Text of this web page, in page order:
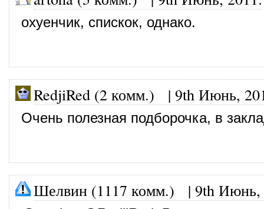
охуенчик, спискок, однако.
RedjiRed (2 комм.) | 9th Июнь,
Очень полезная подборочка, в
Шелвин (1117 комм.) | 9th Июнь,